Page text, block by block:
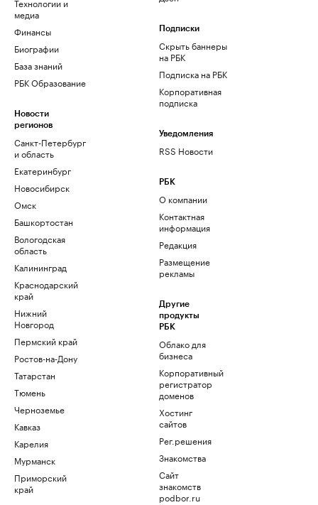
Технологии и
медиа
Финансы
Биографии
База знаний
РБК Образование
Новости
регионов
Санкт-Петербург
и область
Екатеринбург
Новосибирск
Омск
Башкортостан
Вологодская
область
Калининград
Краснодарский
край
Нижний
Новгород
Пермский край
Ростов-на-Дону
Татарстан
Тюмень
Черноземье
Кавказ
Карелия
Мурманск
Приморский
край
Подписки
Скрыть баннеры
на РБК
Подписка на РБК
Корпоративная
подписка
Уведомления
RSS Новости
РБК
О компании
Контактная
информация
Редакция
Размещение
рекламы
Другие
продукты
РБК
Облако для
бизнеса
Корпоративный
регистратор
доменов
Хостинг
сайтов
Рег.решения
Знакомства
Сайт
знакомств
podbor.ru